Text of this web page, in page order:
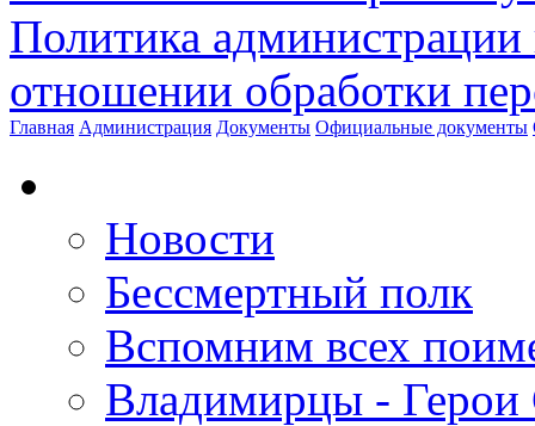
Политика
отношении обработки
Главная Администрация Документы Официальные документы
Новости
Бессмертный полк
Вспомним всех
Владимирцы - Герои